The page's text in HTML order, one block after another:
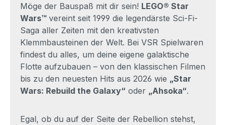
Möge der Bauspaß mit dir sein! LEGO® Star
Wars™ vereint seit 1999 die legendärste Sci-Fi-
Saga aller Zeiten mit den kreativsten
Klemmbausteinen der Welt. Bei VSR Spielwaren
findest du alles, um deine eigene galaktische
Flotte aufzubauen – von den klassischen Filmen
bis zu den neuesten Hits aus 2026 wie „Star
Wars: Rebuild the Galaxy“ oder „Ahsoka“.
Egal, ob du auf der Seite der Rebellion stehst,